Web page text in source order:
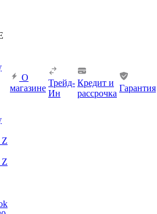
Z
Z
О
магазине
Трейд-
Ин
Кредит и
рассрочка
Гарантия